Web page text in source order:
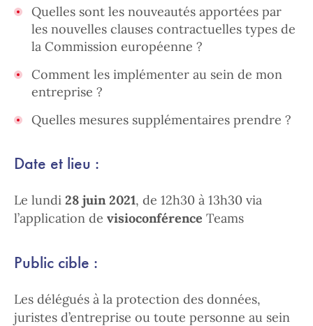
Quelles sont les nouveautés apportées par
les nouvelles clauses contractuelles types de
la Commission européenne ?
Comment les implémenter au sein de mon
entreprise ?
Quelles mesures supplémentaires prendre ?
Date et lieu :
Le lundi 28 juin 2021, de 12h30 à 13h30 via
l’application de visioconférence Teams
Public cible :
Les délégués à la protection des données,
juristes d’entreprise ou toute personne au sein